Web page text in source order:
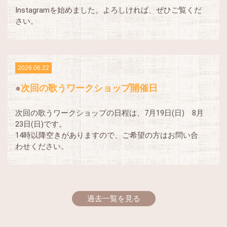
Instagramを始めました。よろしければ、ぜひご覧くだ
さい。
2026.06.22
次回の歌うワークショップ開催日
次回の歌うワークショップの日程は、7月19日(日) 8月
23日(日)です。
14時以降空きがありますので、ご希望の方はお問い合
わせください。
過去一覧を見る